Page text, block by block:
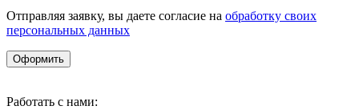
Отправляя заявку, вы даете согласие на обработку своих
персональных данных
Оформить
Работать с нами: